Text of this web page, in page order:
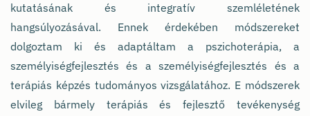
kutatásának és integratív szemléletének
hangsúlyozásával. Ennek érdekében módszereket
dolgoztam ki és adaptáltam a pszichoterápia, a
személyiségfejlesztés és a személyiségfejlesztés és a
terápiás képzés tudományos vizsgálatához. E módszerek
elvileg bármely terápiás és fejlesztő tevékenység